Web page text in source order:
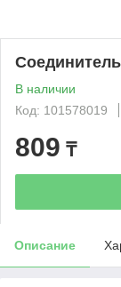
В наличии
Код: 101578019
809 ₸
Описание